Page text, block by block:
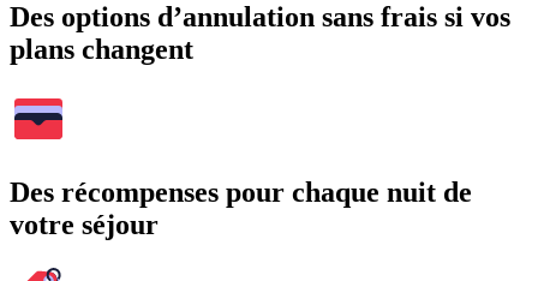
Des options d’annulation sans frais si vos
plans changent
Des récompenses pour chaque nuit de
votre séjour